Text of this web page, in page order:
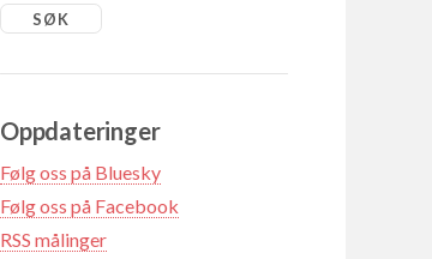
Oppdateringer
Følg oss på Bluesky
Følg oss på Facebook
RSS målinger